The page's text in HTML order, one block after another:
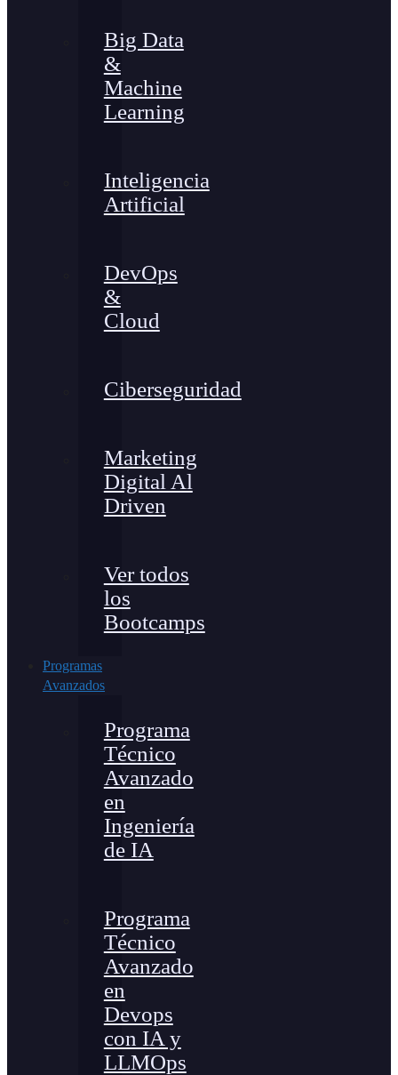
Big Data
&
Machine
Learning
Inteligencia
Artificial
DevOps
&
Cloud
Ciberseguridad
Marketing
Digital Al
Driven
Ver todos
los
Bootcamps
Programas
Avanzados
Programa
Técnico
Avanzado
en
Ingeniería
de IA
Programa
Técnico
Avanzado
en
Devops
con IA y
LLMOps